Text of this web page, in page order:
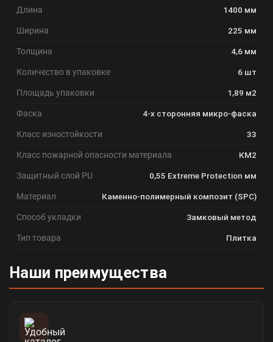
Длина 1400 мм
Ширина 225 мм
Толщина 4,6 мм
Количество в упаковке 6 шт
Площадь упаковки 1,89 м2
Фаска 4-х сторонняя микро-фаска
Класс изностойкости 33
Класс пожарной опасности материала КМ2
Защитный слой PU 0,55 Extreme Protection мм
Материал Каменно-полимерный композит (SPC)
Способ укладки Замковый метод
Тип товара Плитка
Наши преимущества